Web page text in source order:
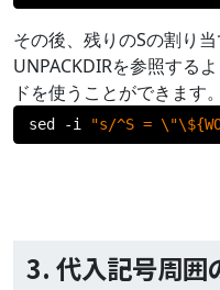
その後、残りのSの割り
UNPACKDIRを参照する
ドを使うことができます。
sed -i "s/^S =
3. 代入記号周囲